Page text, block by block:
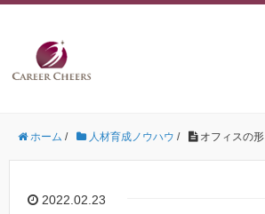
ホーム / 人材育成ノウハウ / オフィスの形
2022.02.23